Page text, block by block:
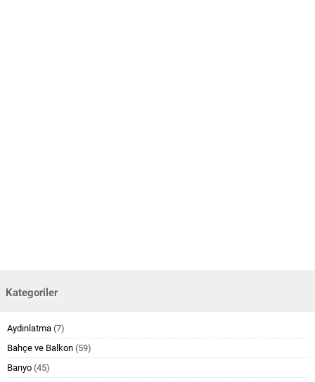
Kategoriler
Aydınlatma (7)
Bahçe ve Balkon (59)
Banyo (45)